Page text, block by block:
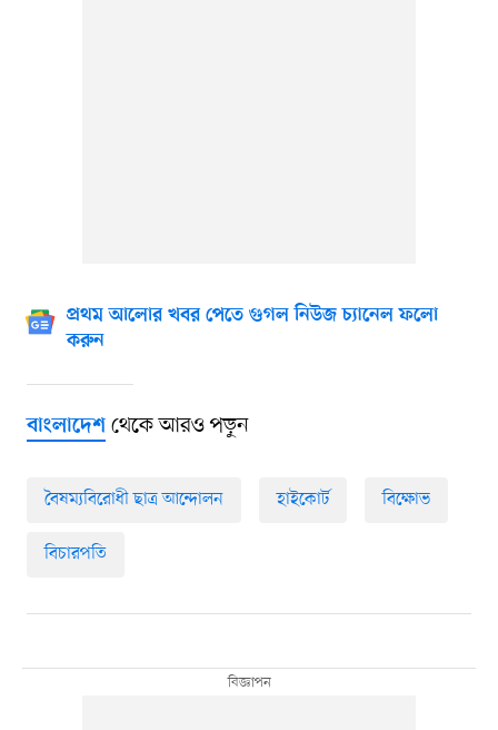
প্রথম আলোর খবর পেতে গুগল নিউজ চ্যানেল ফলো
করুন
বাংলাদেশথেকে আরও পড়ুন
বৈষম্যবিরোধী ছাত্র আন্দোলন হাইকোর্ট বিক্ষোভ
বিচারপতি